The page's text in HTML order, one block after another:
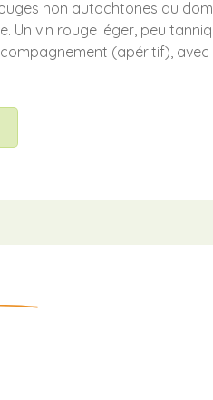
non autochtones du
Un vin rouge léger, peu
(apéritif), avec